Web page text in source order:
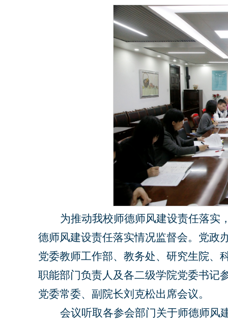
为推动我校师德师风建设责任落实
德师风建设责任落实情况监督会。党政
党委教师工作部、教务处、研究生院、
职能部门负责人及各二级学院党委书记
党委常委、副院长刘克松出席会议。
会议听取各参会部门关于师德师风